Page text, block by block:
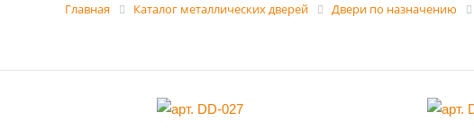
Главная Каталог металлических дверей Двери по назначению